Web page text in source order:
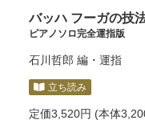
バッハ フーガの技
ピアノソロ完全運指版
石川哲郎 編・運指
立ち読み
定価3,520円 (本体